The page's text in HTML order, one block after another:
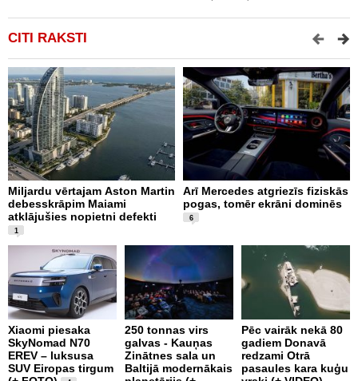
CITI RAKSTI
Miljardu vērtajam Aston Martin
debesskrāpim Maiami
atklājušies nopietni defekti
1
Arī Mercedes atgriezīs fiziskās
pogas, tomēr ekrāni dominēs
6
Xiaomi piesaka
SkyNomad N70
EREV – luksusa
SUV Eiropas tirgum
250 tonnas virs
galvas - Kauņas
Zinātnes sala un
Baltijā modernākais
Pēc vairāk nekā 80
gadiem Donavā
redzami Otrā
pasaules kara kuģu